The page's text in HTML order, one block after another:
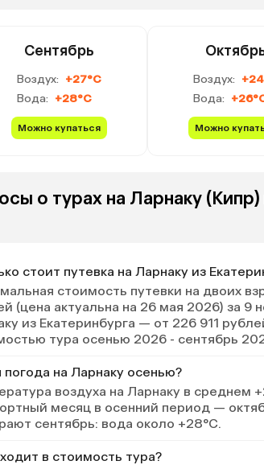
Сентябрь
Воздух: +27°C
Вода: +28°C
Можно купаться
Воздух:
Вода:
Можно
о турах на Ларнаку
стоит путевка на Ларнаку из
стоимость путевки на двоих
(цена актуальна на 26 мая 2026) за 9
из Екатеринбурга — от 226 911
тура осенью 2026 - сентябрь
погода на Ларнаку осенью?
воздуха на Ларнаку в
месяц в осенний период —
сентябрь: вода около +28°C.
в стоимость тура?